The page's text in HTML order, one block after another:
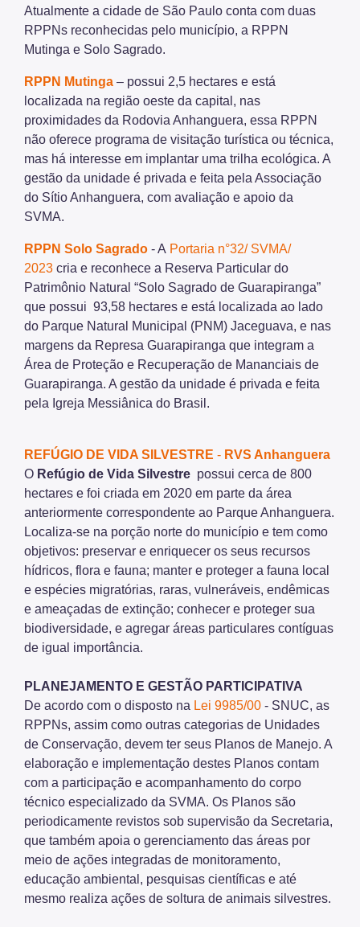
Atualmente a cidade de São Paulo conta com duas
RPPNs reconhecidas pelo município, a RPPN
Mutinga e Solo Sagrado.
RPPN Mutinga – possui 2,5 hectares e está
localizada na região oeste da capital, nas
proximidades da Rodovia Anhanguera, essa RPPN
não oferece programa de visitação turística ou técnica,
mas há interesse em implantar uma trilha ecológica. A
gestão da unidade é privada e feita pela Associação
do Sítio Anhanguera, com avaliação e apoio da
SVMA.
RPPN Solo Sagrado - A Portaria n°32/ SVMA/
2023 cria e reconhece a Reserva Particular do
Patrimônio Natural “Solo Sagrado de Guarapiranga”
que possui 93,58 hectares e está localizada ao lado
do Parque Natural Municipal (PNM) Jaceguava, e nas
margens da Represa Guarapiranga que integram a
Área de Proteção e Recuperação de Mananciais de
Guarapiranga. A gestão da unidade é privada e feita
pela Igreja Messiânica do Brasil.
REFÚGIO DE VIDA SILVESTRE - RVS Anhanguera
O Refúgio de Vida Silvestre possui cerca de 800
hectares e foi criada em 2020 em parte da área
anteriormente correspondente ao Parque Anhanguera.
Localiza-se na porção norte do município e tem como
objetivos: preservar e enriquecer os seus recursos
hídricos, flora e fauna; manter e proteger a fauna local
e espécies migratórias, raras, vulneráveis, endêmicas
e ameaçadas de extinção; conhecer e proteger sua
biodiversidade, e agregar áreas particulares contíguas
de igual importância.
PLANEJAMENTO E GESTÃO PARTICIPATIVA
De acordo com o disposto na Lei 9985/00 - SNUC, as
RPPNs, assim como outras categorias de Unidades
de Conservação, devem ter seus Planos de Manejo. A
elaboração e implementação destes Planos contam
com a participação e acompanhamento do corpo
técnico especializado da SVMA. Os Planos são
periodicamente revistos sob supervisão da Secretaria,
que também apoia o gerenciamento das áreas por
meio de ações integradas de monitoramento,
educação ambiental, pesquisas científicas e até
mesmo realiza ações de soltura de animais silvestres.